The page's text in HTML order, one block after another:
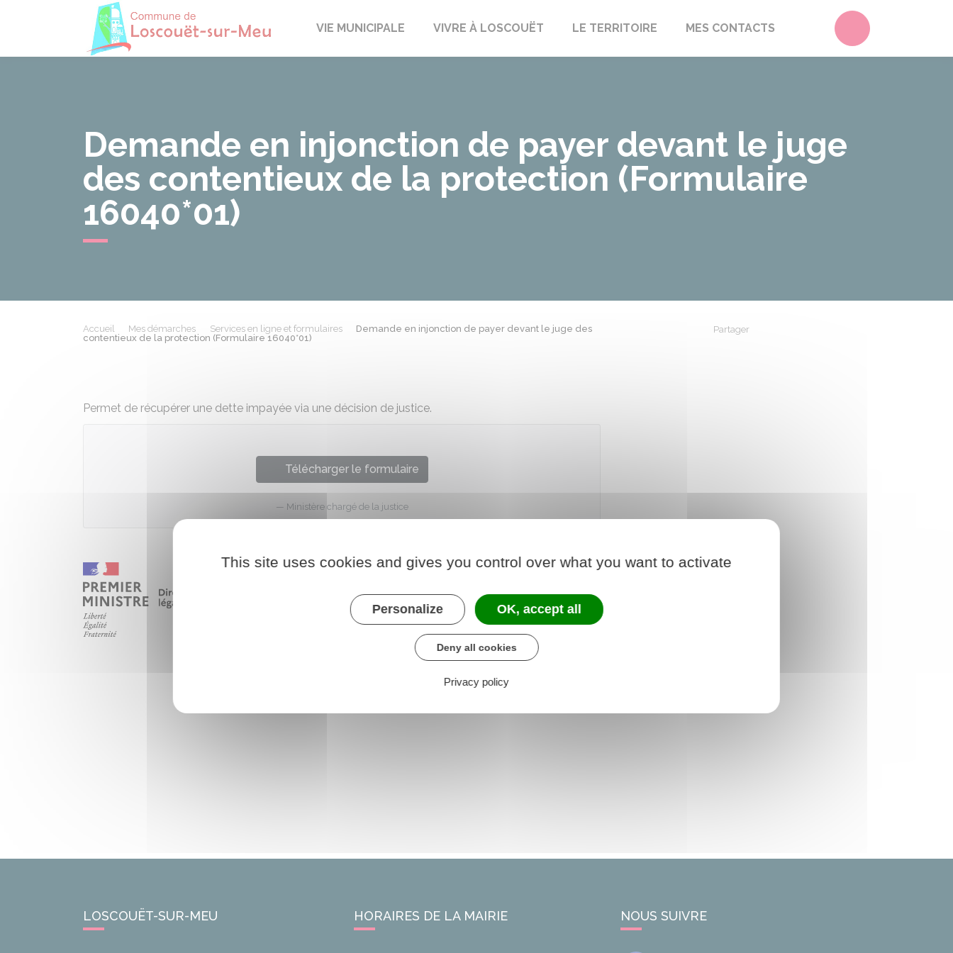
Loscouët-sur-Meu
VIE MUNICIPALE VIVRE À LOSCOUËT LE TERRITOIRE MES CONTACTS Accéder au
Demande en injonction de payer devant le juge
des contentieux de la protection (Formulaire
16040*01)
Accueil Mes démarches Services en ligne et formulaires
Demande en injonction de payer devant le juge des
contentieux de la protection (Formulaire 16040*01)
Partager
Permet de récupérer une dette impayée via une décision de justice.
Télécharger le formulaire
Ministère chargé de la justice
LOSCOUËT-SUR-MEU HORAIRES DE LA MAIRIE NOUS SUIVRE
This site uses cookies and gives you control over what you want to activate
Personalize OK, accept all
Deny all cookies
Privacy policy